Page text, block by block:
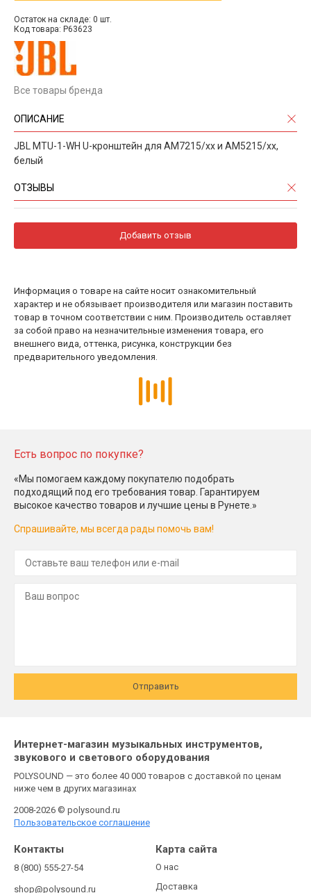
Остаток на складе: 0 шт.
Код товара: P63623
Все товары бренда
ОПИСАНИЕ
JBL MTU-1-WH U-кронштейн для AM7215/xx и AM5215/xx,
белый
ОТЗЫВЫ
Добавить отзыв
Информация о товаре на сайте носит ознакомительный
характер и не обязывает производителя или магазин поставить
товар в точном соответствии с ним. Производитель оставляет
за собой право на незначительные изменения товара, его
внешнего вида, оттенка, рисунка, конструкции без
предварительного уведомления.
Есть вопрос по покупке?
«Мы помогаем каждому покупателю подобрать
подходящий под его требования товар. Гарантируем
высокое качество товаров и лучшие цены в Рунете.»
Спрашивайте, мы всегда рады помочь вам!
Отправить
Интернет-магазин музыкальных инструментов,
звукового и светового оборудования
POLYSOUND — это более 40 000 товаров с доставкой по ценам
ниже чем в других магазинах
2008-2026 © polysound.ru
Пользовательское соглашение
Контакты
8 (800) 555-27-54
shop@polysound.ru
Карта сайта
О нас
Доставка